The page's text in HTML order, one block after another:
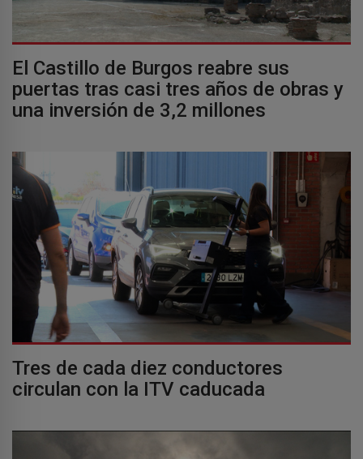
El Castillo de Burgos reabre sus
puertas tras casi tres años de obras y
una inversión de 3,2 millones
Tres de cada diez conductores
circulan con la ITV caducada